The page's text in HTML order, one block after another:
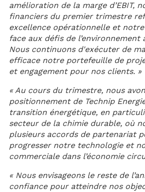
amélioration de la marge d’EBIT,
financiers du premier trimestre
excellence opérationnelle et
face aux défis de l’environnement
Nous continuons d'exécuter de
efficace notre portefeuille de
et engagement pour nos clients. »
« Au cours du trimestre, nous
positionnement de Technip
transition énergétique, en
secteur de la chimie durable, où
plusieurs accords de partenariat
progresser notre technologie et
commerciale dans l’économie
« Nous envisageons le reste de
confiance pour atteindre nos